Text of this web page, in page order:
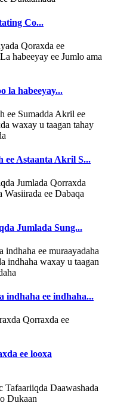
Co...
la habeeyay...
ee Astaanta Akril S...
Jumlada Sung...
indhaha ee indhaha...
ee looxa